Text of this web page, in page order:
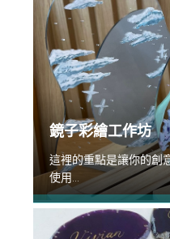
鏡子彩繪工作坊
這裡的重點是讓你的創
使用...